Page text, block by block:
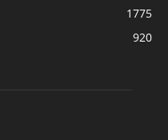
1775
920